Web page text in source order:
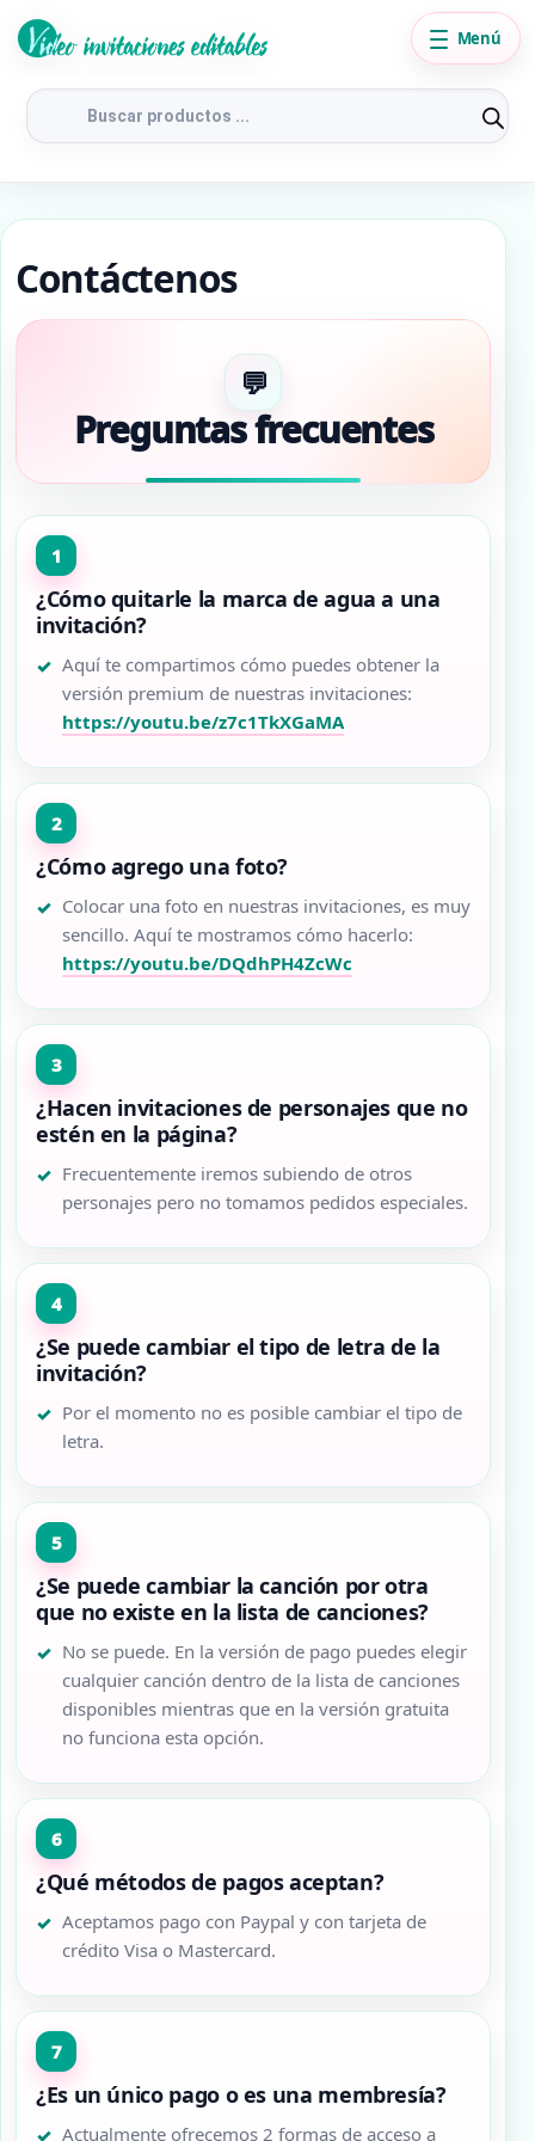
Búsqueda
productos
Menú
Contáctenos
Preguntas frecuentes
¿Cómo quitarle la marca de agua a una
invitación?
Aquí te compartimos cómo puedes obtener la
versión premium de nuestras invitaciones:
https://youtu.be/z7c1TkXGaMA
¿Cómo agrego una foto?
Colocar una foto en nuestras invitaciones, es muy
sencillo. Aquí te mostramos cómo hacerlo:
https://youtu.be/DQdhPH4ZcWc
¿Hacen invitaciones de personajes que no
estén en la página?
Frecuentemente iremos subiendo de otros
personajes pero no tomamos pedidos especiales.
¿Se puede cambiar el tipo de letra de la
invitación?
Por el momento no es posible cambiar el tipo de
letra.
¿Se puede cambiar la canción por otra
que no existe en la lista de canciones?
No se puede. En la versión de pago puedes elegir
cualquier canción dentro de la lista de canciones
disponibles mientras que en la versión gratuita
no funciona esta opción.
¿Qué métodos de pagos aceptan?
Aceptamos pago con Paypal y con tarjeta de
crédito Visa o Mastercard.
¿Es un único pago o es una membresía?
Actualmente ofrecemos 2 formas de acceso a